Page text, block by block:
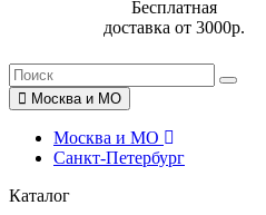
Бесплатная
доставка от 3000р.
Москва и МО
Москва и МО
Санкт-Петербург
Каталог